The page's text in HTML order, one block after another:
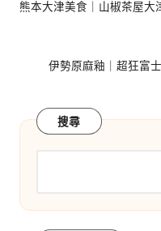
navigation
熊本大津美食｜山椒茶屋大
伊勢原麻釉｜超狂富
搜尋